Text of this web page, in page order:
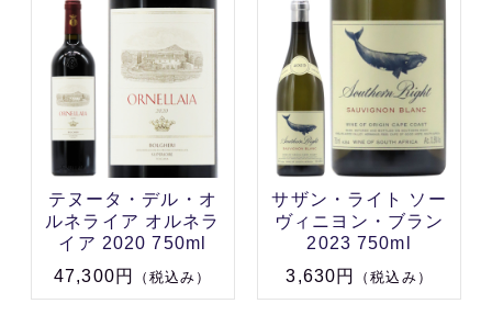
テヌータ・デル・オ
ルネライア オルネラ
イア 2020 750ml
47,300円
（税込み）
サザン・ライト ソー
ヴィニヨン・ブラン
2023 750ml
3,630円
（税込み）